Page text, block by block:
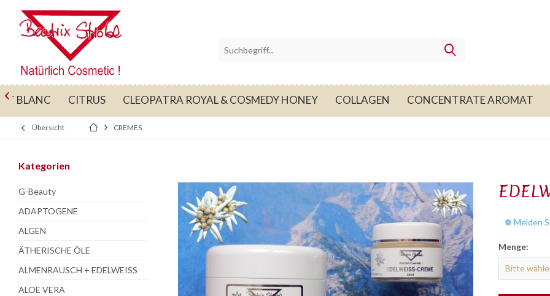
BLANC CITRUS CLEOPATRA ROYAL & COSMEDY HONEY COLLAGEN CONCENTRATE AROMAT

Übersicht CREMES
Kategorien
G-Beauty
ADAPTOGENE
ALGEN
ÄTHERISCHE ÖLE
ALMENRAUSCH + EDELWEISS
ALOE VERA
❁ Melden
Menge: